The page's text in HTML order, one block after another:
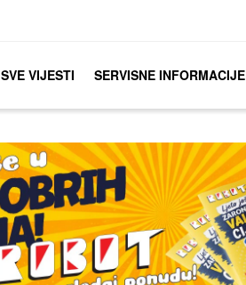
SVE VIJESTI SERVISNE INFORMACIJE